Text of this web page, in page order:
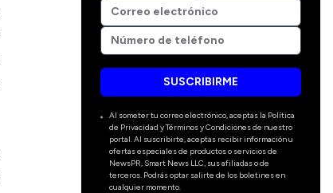
SUSCRIBIRME
Al someter tu correo electrónico, aceptas la Política
de Privacidad y Términos y Condiciones de nuestro
portal. Al suscribirte, aceptas recibir información u
ofertas especiales de productos o servicios de
NewsPR, Smart News LLC, sus afiliadas o de
terceros. Podrás optar salirte de los boletines en
cualquier momento.